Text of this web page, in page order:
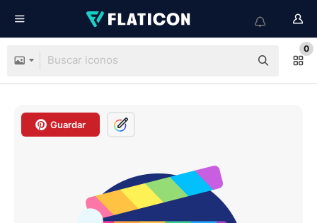
0
Guardar